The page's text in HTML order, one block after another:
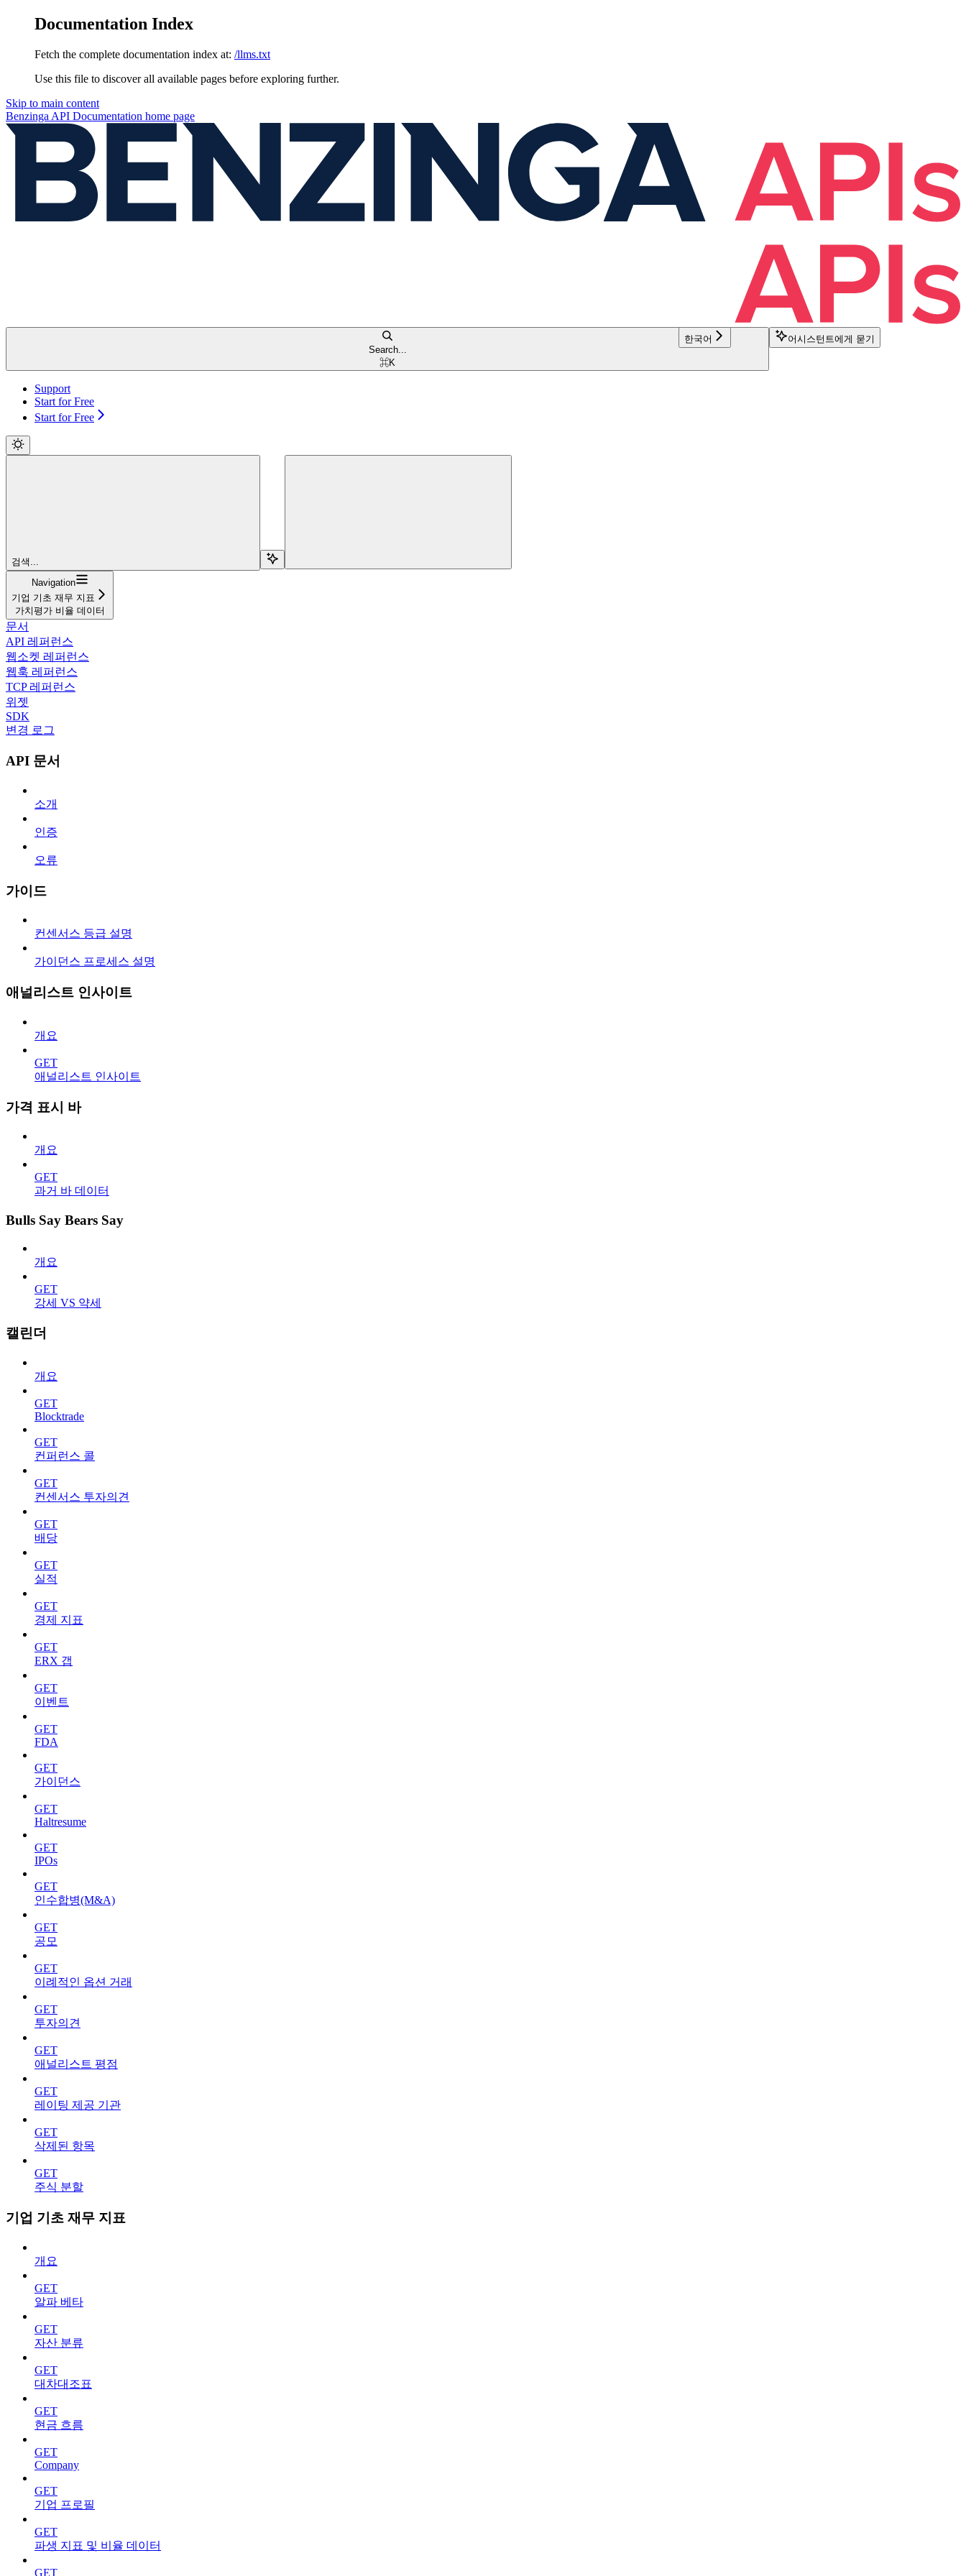
Documentation Index
Fetch the complete documentation index at: /llms.txt
Use this file to discover all available pages before exploring further.
Skip to main content
Benzinga API Documentation home page
한국어
Search...
⌘K
어시스턴트에게 묻기
Support
Start for Free
Start for Free
검색...
Navigation
기업 기초 재무 지표
가치평가 비율 데이터
문서
API 레퍼런스
웹소켓 레퍼런스
웹훅 레퍼런스
TCP 레퍼런스
위젯
SDK
변경 로그
API 문서
소개
인증
오류
가이드
컨센서스 등급 설명
가이던스 프로세스 설명
애널리스트 인사이트
개요
GET
애널리스트 인사이트
가격 표시 바
개요
GET
과거 바 데이터
Bulls Say Bears Say
개요
GET
강세 VS 약세
캘린더
개요
GET
Blocktrade
GET
컨퍼런스 콜
GET
컨센서스 투자의견
GET
배당
GET
실적
GET
경제 지표
GET
ERX 갭
GET
이벤트
GET
FDA
GET
가이던스
GET
Haltresume
GET
IPOs
GET
인수합병(M&A)
GET
공모
GET
이례적인 옵션 거래
GET
투자의견
GET
애널리스트 평점
GET
레이팅 제공 기관
GET
삭제된 항목
GET
주식 분할
기업 기초 재무 지표
개요
GET
알파 베타
GET
자산 분류
GET
대차대조표
GET
현금 흐름
GET
Company
GET
기업 프로필
GET
파생 지표 및 비율 데이터
GET